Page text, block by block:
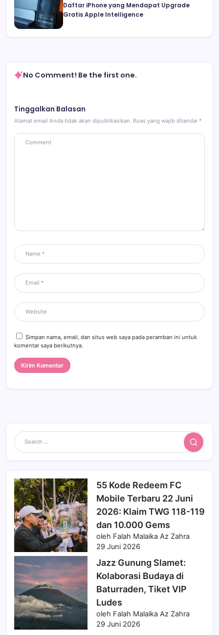
Daftar iPhone yang Mendapat Upgrade
Gratis Apple Intelligence
No Comment! Be the first one.
Tinggalkan Balasan
Alamat email Anda tidak akan dipublikasikan. Ruas yang wajib ditandai *
Simpan nama, email, dan situs web saya pada peramban ini untuk
komentar saya berikutnya.
Search
55 Kode Redeem FC
Mobile Terbaru 22 Juni
2026: Klaim TWG 118-119
dan 10.000 Gems
oleh Falah Malaika Az Zahra
29 Juni 2026
Jazz Gunung Slamet:
Kolaborasi Budaya di
Baturraden, Tiket VIP
Ludes
oleh Falah Malaika Az Zahra
29 Juni 2026